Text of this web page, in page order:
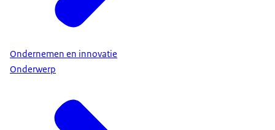
Ondernemen en innovatie
Onderwerp